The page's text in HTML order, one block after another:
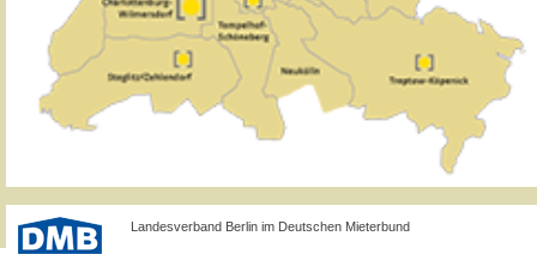
Landesverband Berlin im Deutschen Mieterbund